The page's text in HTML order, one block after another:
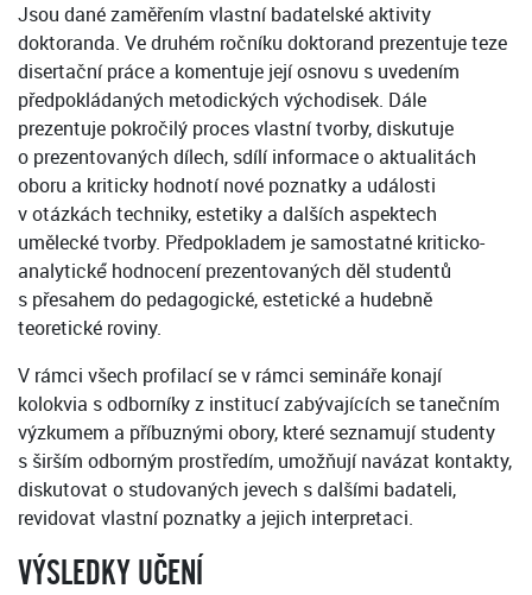
Jsou dané zaměřením vlastní badatelské aktivity
doktoranda. Ve druhém ročníku doktorand prezentuje teze
disertační práce a komentuje její osnovu s uvedením
předpokládaných metodických východisek. Dále
prezentuje pokročilý proces vlastní tvorby, diskutuje
o prezentovaných dílech, sdílí informace o aktualitách
oboru a kriticky hodnotí nové poznatky a události
v otázkách techniky, estetiky a dalších aspektech
umělecké tvorby. Předpokladem je samostatné kriticko-
analytické́ hodnocení prezentovaných děl studentů
s přesahem do pedagogické, estetické a hudebně
teoretické roviny.
V rámci všech profilací se v rámci semináře konají
kolokvia s odborníky z institucí zabývajících se tanečním
výzkumem a příbuznými obory, které seznamují studenty
s širším odborným prostředím, umožňují navázat kontakty,
diskutovat o studovaných jevech s dalšími badateli,
revidovat vlastní poznatky a jejich interpretaci.
VÝSLEDKY UČENÍ